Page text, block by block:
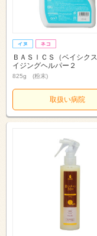
ＢＡＳＩＣＳ（ベイシク
イジングヘルパー２
825g (粉末)
取扱い病院